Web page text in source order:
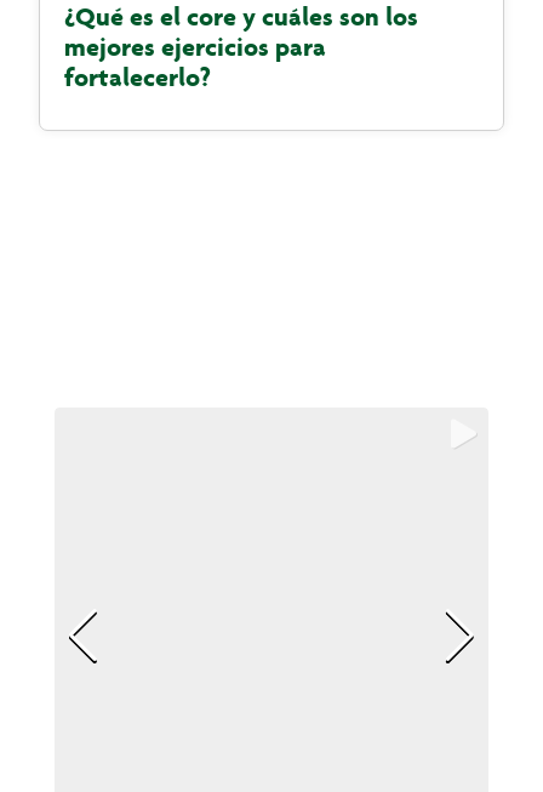
¿Qué es el core y cuáles son los
mejores ejercicios para
fortalecerlo?